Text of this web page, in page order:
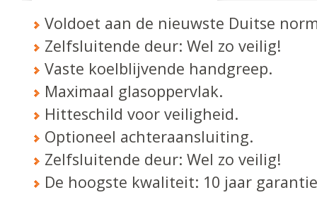
Voldoet aan de nieuwste Duitse
Zelfsluitende deur: Wel zo veilig!
Vaste koelblijvende handgreep.
Maximaal glasoppervlak.
Hitteschild voor veiligheid.
Optioneel achteraansluiting.
Zelfsluitende deur: Wel zo veilig!
De hoogste kwaliteit: 10 jaar